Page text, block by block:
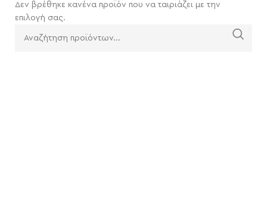
Δεν βρέθηκε κανένα προϊόν που να ταιριάζει με την
επιλογή σας.